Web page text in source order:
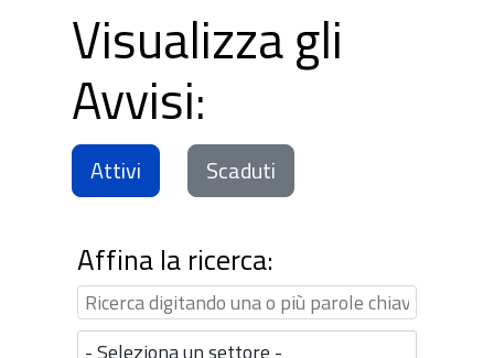
Visualizza gli
Avvisi:
Attivi Scaduti
Affina la ricerca: